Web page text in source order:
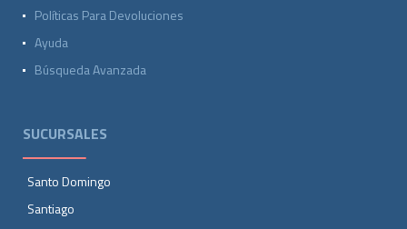
Políticas Para Devoluciones
Ayuda
Búsqueda Avanzada
SUCURSALES
Santo Domingo
Santiago